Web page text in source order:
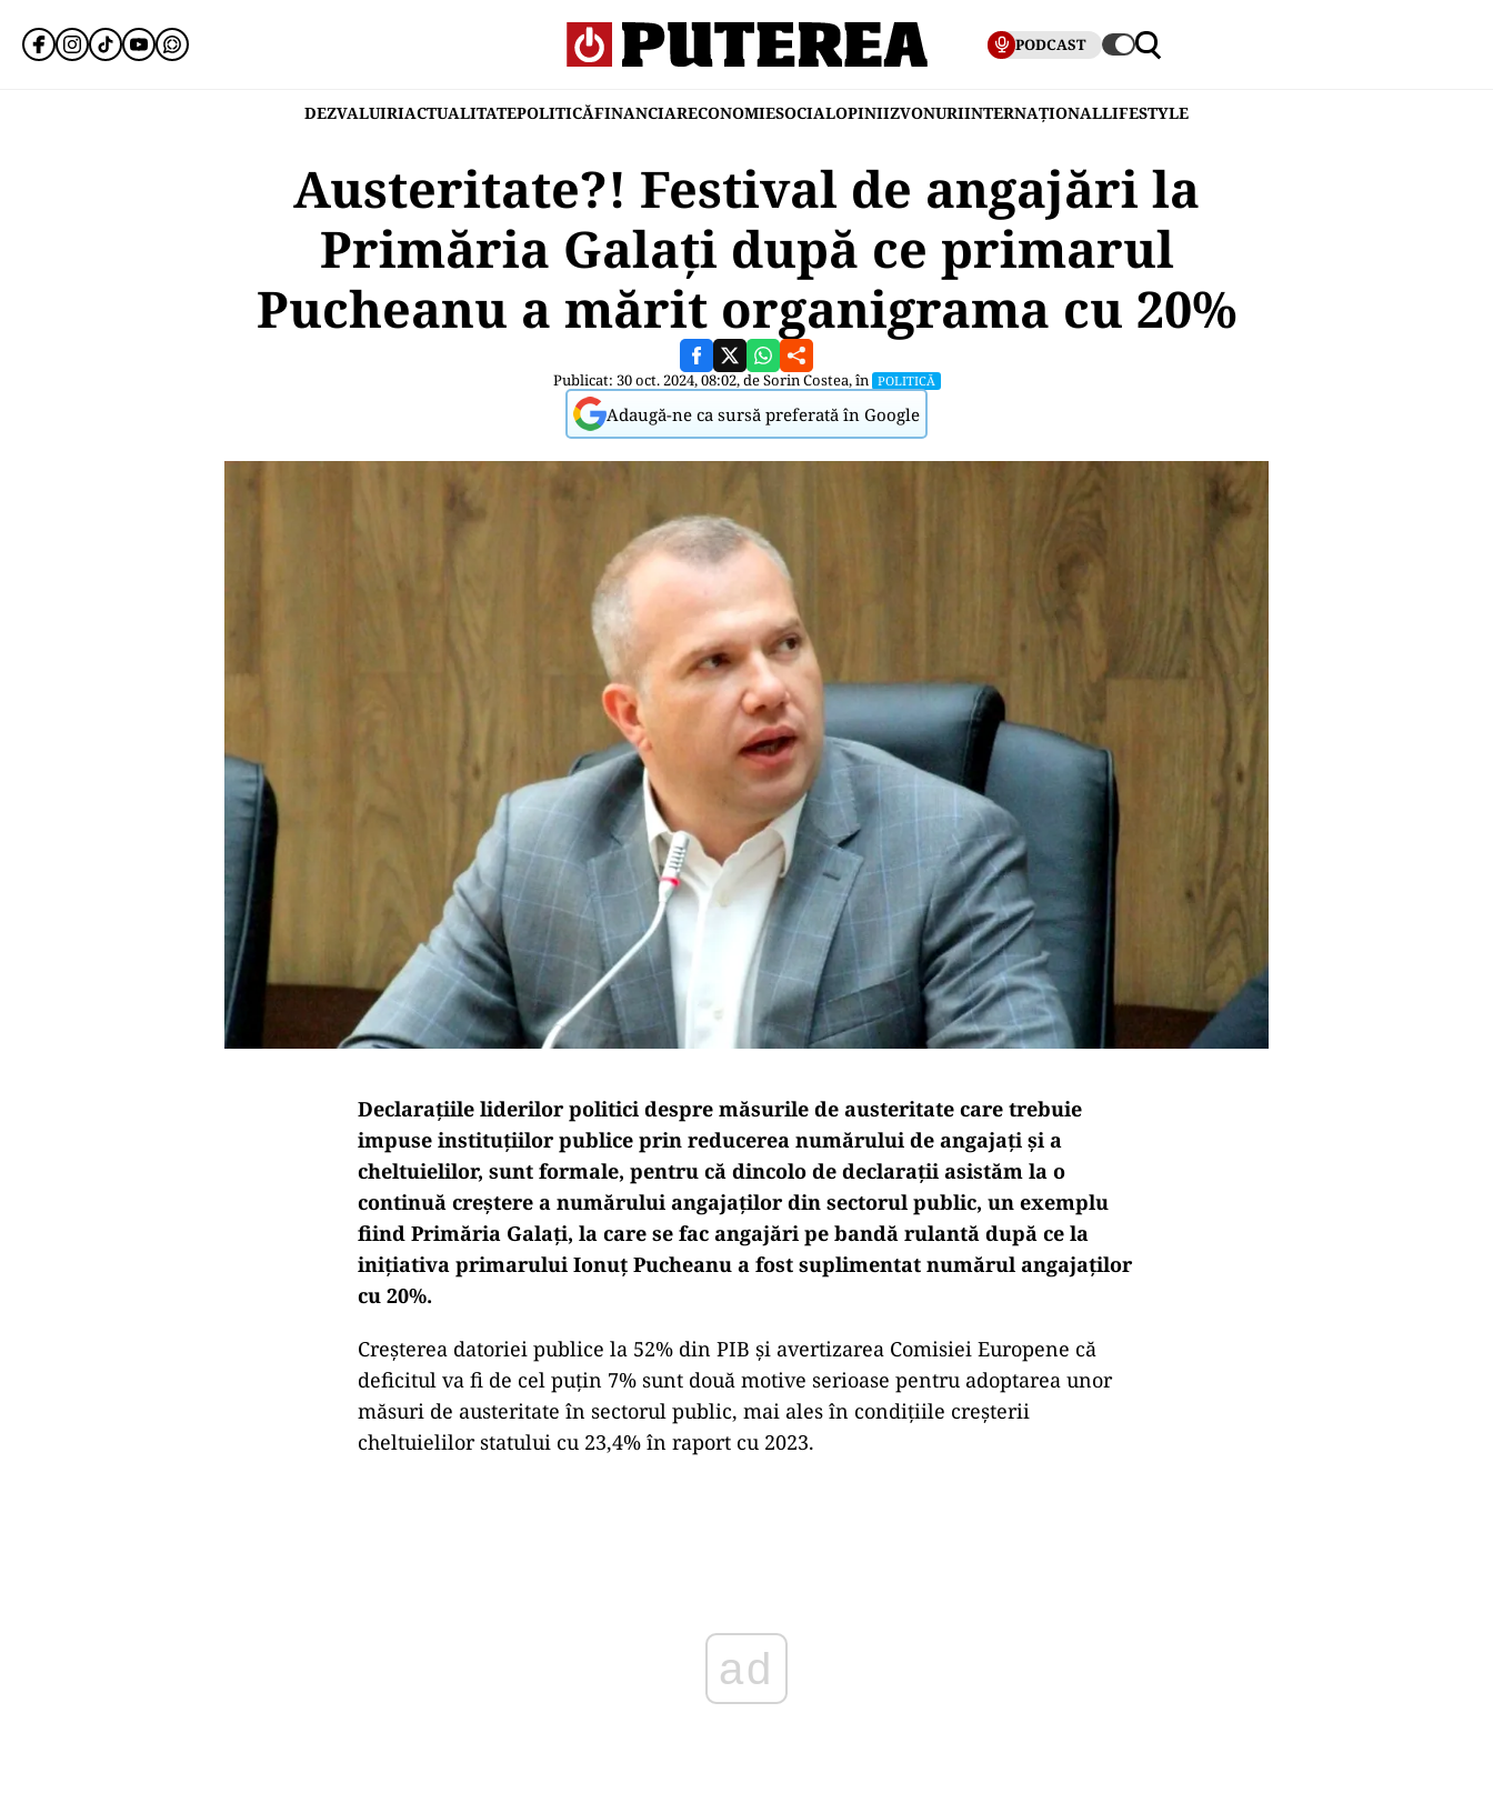
PODCAST
DEZVALUIRIACTUALITATEPOLITICĂFINANCIARECONOMIESOCIALOPINIIZVONURIINTERNAȚIONALLIFESTYLE
Austeritate?! Festival de angajări la
Primăria Galați după ce primarul
Pucheanu a mărit organigrama cu 20%
Publicat: 30 oct. 2024, 08:02, deSorin Costea, în POLITICĂ
Adaugă-ne ca sursă preferată în Google
Declarațiile liderilor politici despre măsurile de austeritate care trebuie
impuse instituțiilor publice prin reducerea numărului de angajați și a
cheltuielilor, sunt formale, pentru că dincolo de declarații asistăm la o
continuă creștere a numărului angajaților din sectorul public, un exemplu
fiind Primăria Galați, la care se fac angajări pe bandă rulantă după ce la
inițiativa primarului Ionuț Pucheanu a fost suplimentat numărul angajaților
cu 20%.
Creșterea datoriei publice la 52% din PIB și avertizarea Comisiei Europene că
deficitul va fi de cel puțin 7% sunt două motive serioase pentru adoptarea unor
măsuri de austeritate în sectorul public, mai ales în condițiile creșterii
cheltuielilor statului cu 23,4% în raport cu 2023.